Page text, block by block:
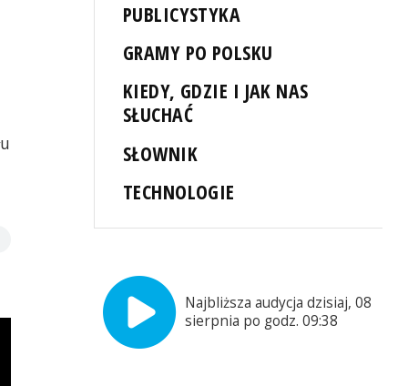
PUBLICYSTYKA
GRAMY PO POLSKU
KIEDY, GDZIE I JAK NAS
SŁUCHAĆ
SŁOWNIK
TECHNOLOGIE
Najbliższa audycja dzisiaj, 08
sierpnia po godz. 09:38